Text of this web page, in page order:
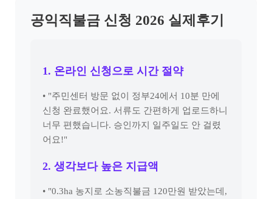
공익직불금 신청 2026 실제후기
1. 온라인 신청으로 시간 절약
• "주민센터 방문 없이 정부24에서 10분 만에
신청 완료했어요. 서류도 간편하게 업로드하니
너무 편했습니다. 승인까지 일주일도 안 걸렸
어요!"
2. 생각보다 높은 지급액
• "0.3ha 농지로 소농직불금 120만원 받았는데,